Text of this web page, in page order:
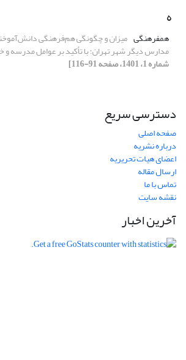
ه
هم‏فرهنگی میزان و چگونگی هم‌فرهنگی
مدارس دیگر شهر تهران: با تأکید بر عوامل مدرسه و
شماره 1، 1401، صفحه 91-116]
دسترسی سریع
صفحه اصلی
درباره نشریه
اعضای هیات تحریریه
ارسال مقاله
تماس با ما
نقشه سایت
آخرین اخبار